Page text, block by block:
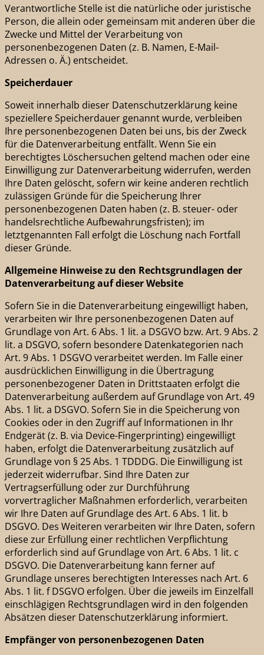
Verantwortliche Stelle ist die natürliche oder juristische
Person, die allein oder gemeinsam mit anderen über die
Zwecke und Mittel der Verarbeitung von
personenbezogenen Daten (z. B. Namen, E-Mail-
Adressen o. Ä.) entscheidet.
Speicherdauer
Soweit innerhalb dieser Datenschutzerklärung keine
speziellere Speicherdauer genannt wurde, verbleiben
Ihre personenbezogenen Daten bei uns, bis der Zweck
für die Datenverarbeitung entfällt. Wenn Sie ein
berechtigtes Löschersuchen geltend machen oder eine
Einwilligung zur Datenverarbeitung widerrufen, werden
Ihre Daten gelöscht, sofern wir keine anderen rechtlich
zulässigen Gründe für die Speicherung Ihrer
personenbezogenen Daten haben (z. B. steuer- oder
handelsrechtliche Aufbewahrungsfristen); im
letztgenannten Fall erfolgt die Löschung nach Fortfall
dieser Gründe.
Allgemeine Hinweise zu den Rechtsgrundlagen der
Datenverarbeitung auf dieser Website
Sofern Sie in die Datenverarbeitung eingewilligt haben,
verarbeiten wir Ihre personenbezogenen Daten auf
Grundlage von Art. 6 Abs. 1 lit. a DSGVO bzw. Art. 9 Abs. 2
lit. a DSGVO, sofern besondere Datenkategorien nach
Art. 9 Abs. 1 DSGVO verarbeitet werden. Im Falle einer
ausdrücklichen Einwilligung in die Übertragung
personenbezogener Daten in Drittstaaten erfolgt die
Datenverarbeitung außerdem auf Grundlage von Art. 49
Abs. 1 lit. a DSGVO. Sofern Sie in die Speicherung von
Cookies oder in den Zugriff auf Informationen in Ihr
Endgerät (z. B. via Device-Fingerprinting) eingewilligt
haben, erfolgt die Datenverarbeitung zusätzlich auf
Grundlage von § 25 Abs. 1 TDDDG. Die Einwilligung ist
jederzeit widerrufbar. Sind Ihre Daten zur
Vertragserfüllung oder zur Durchführung
vorvertraglicher Maßnahmen erforderlich, verarbeiten
wir Ihre Daten auf Grundlage des Art. 6 Abs. 1 lit. b
DSGVO. Des Weiteren verarbeiten wir Ihre Daten, sofern
diese zur Erfüllung einer rechtlichen Verpflichtung
erforderlich sind auf Grundlage von Art. 6 Abs. 1 lit. c
DSGVO. Die Datenverarbeitung kann ferner auf
Grundlage unseres berechtigten Interesses nach Art. 6
Abs. 1 lit. f DSGVO erfolgen. Über die jeweils im Einzelfall
einschlägigen Rechtsgrundlagen wird in den folgenden
Absätzen dieser Datenschutzerklärung informiert.
Empfänger von personenbezogenen Daten